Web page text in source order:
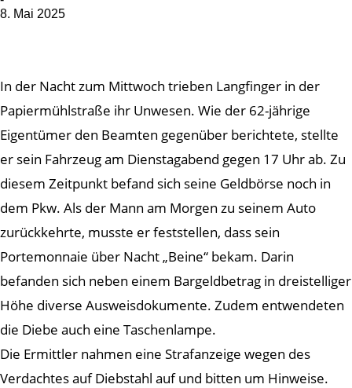
8. Mai 2025
In der Nacht zum Mittwoch trieben Langfinger in der
Papiermühlstraße ihr Unwesen. Wie der 62-jährige
Eigentümer den Beamten gegenüber berichtete, stellte
er sein Fahrzeug am Dienstagabend gegen 17 Uhr ab. Zu
diesem Zeitpunkt befand sich seine Geldbörse noch in
dem Pkw. Als der Mann am Morgen zu seinem Auto
zurückkehrte, musste er feststellen, dass sein
Portemonnaie über Nacht „Beine“ bekam. Darin
befanden sich neben einem Bargeldbetrag in dreistelliger
Höhe diverse Ausweisdokumente. Zudem entwendeten
die Diebe auch eine Taschenlampe.
Die Ermittler nahmen eine Strafanzeige wegen des
Verdachtes auf Diebstahl auf und bitten um Hinweise.